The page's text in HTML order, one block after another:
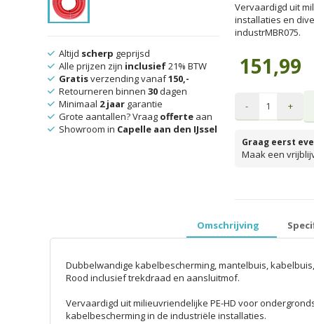
Vervaardigd uit
installaties en
industrMBR075.
151,99
- +
Graag eerst
Maak een
Altijd scherp geprijsd
Alle prijzen zijn inclusief21% BTW
Gratisverzending vanaf150,-
Retourneren binnen 30dagen
Minimaal 2 jaargarantie
Grote aantallen? Vraag offerteaan
Showroom in Capelle aan den IJssel
Omschrijving
Dubbelwandige kabelbescherming, mantelbuis,
Rood inclusief trekdraad en aansluitmof.
Vervaardigd uit milieuvriendelijke PE-HD voor
kabelbescherming in de industriële installaties.